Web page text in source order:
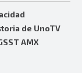
de UnoTV
AMX